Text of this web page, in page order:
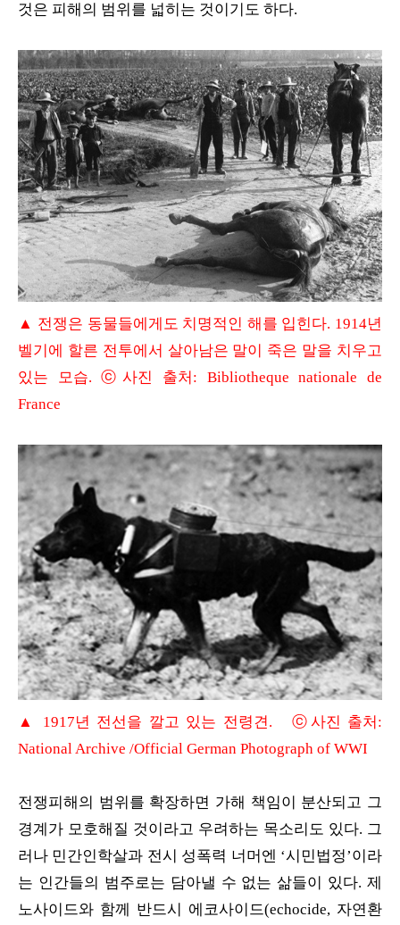
것은 피해의 범위를 넓히는 것이기도 하다.
▲ 전쟁은 동물들에게도 치명적인 해를 입힌다. 1914년
벨기에 할른 전투에서 살아남은 말이 죽은 말을 치우고
있는 모습. ⓒ사진 출처: Bibliotheque nationale de
France
▲ 1917년 전선을 깔고 있는 전령견. ⓒ사진 출처:
National Archive /Official German Photograph of WWI
전쟁피해의 범위를 확장하면 가해 책임이 분산되고 그
경계가 모호해질 것이라고 우려하는 목소리도 있다. 그
러나 민간인학살과 전시 성폭력 너머엔 ‘시민법정’이라
는 인간들의 범주로는 담아낼 수 없는 삶들이 있다. 제
노사이드와 함께 반드시 에코사이드(echocide, 자연환